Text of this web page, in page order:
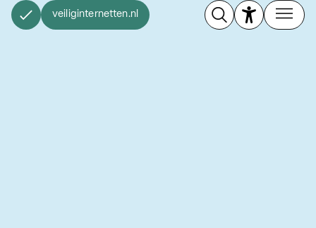
veiliginternetten.nl